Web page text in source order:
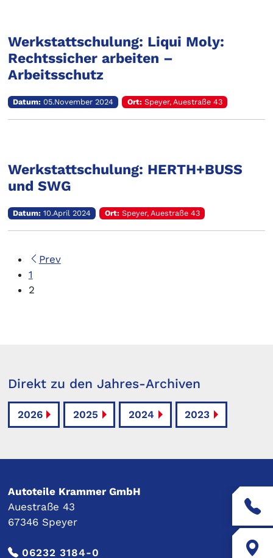
Werkstattschulung: Liqui Moly:
Rechtssicher arbeiten –
Arbeitsschutz
Datum:05.November 2024 Ort: Speyer, Auestraße 43
Werkstattschulung: HERTH+BUSS
und SWG
Datum:10.April 2024 Ort: Speyer, Auestraße 43
Prev
1
2
Direkt zu den Jahres-Archiven
2026 2025 2024 2023
Autoteile Krammer GmbH
Auestraße 43
67346 Speyer
06232 3184-0